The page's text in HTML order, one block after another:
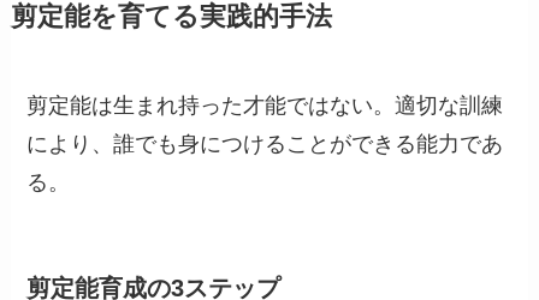
剪定能を育てる実践的手法
剪定能は生まれ持った才能ではない。適切な訓練
により、誰でも身につけることができる能力であ
る。
剪定能育成の3ステップ